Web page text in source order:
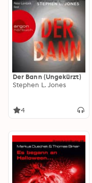
Der Bann (Ungekürzt)
Stephen L. Jones
4